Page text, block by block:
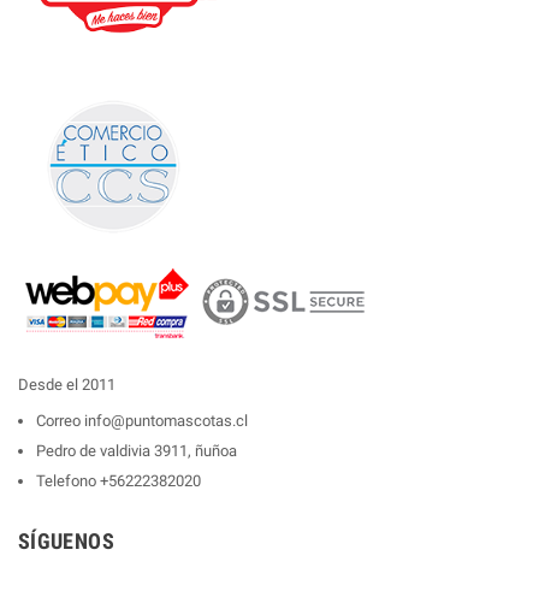
Desde el 2011
Correo info@puntomascotas.cl
Pedro de valdivia 3911, ñuñoa
Telefono +56222382020
SÍGUENOS